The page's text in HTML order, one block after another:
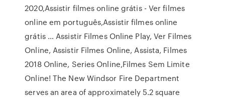
2020,Assistir filmes online grátis - Ver filmes
online em português,Assistir filmes online
grátis … Assistir Filmes Online Play, Ver Filmes
Online, Assistir Filmes Online, Assista, Filmes
2018 Online, Series Online,Filmes Sem Limite
Online! The New Windsor Fire Department
serves an area of approximately 5.2 square